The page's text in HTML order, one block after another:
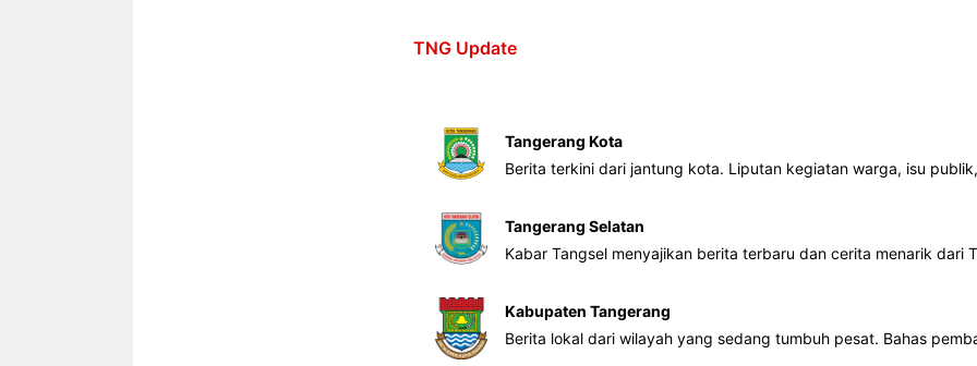
TNG Update
Tangerang Kota
Berita terkini dari jantung kota. Liputan kegiatan warga, isu
Tangerang Selatan
Kabar Tangsel menyajikan berita terbaru dan cerita menarik dari
Kabupaten Tangerang
Berita lokal dari wilayah yang sedang tumbuh pesat. Bahas